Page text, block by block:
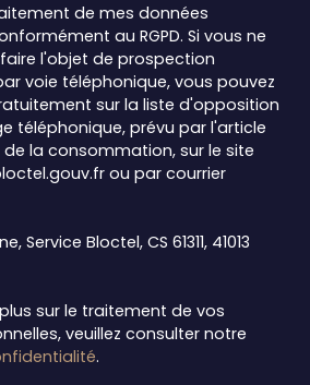
de mes données
au RGPD. Si vous ne
l'objet de prospection
voie téléphonique, vous pouvez
sur la liste d'opposition
téléphonique, prévu par l'article
de la consommation, sur le site
ou par courrier
Service Bloctel, CS 61311, 41013
sur le traitement de vos
veuillez consulter notre
.